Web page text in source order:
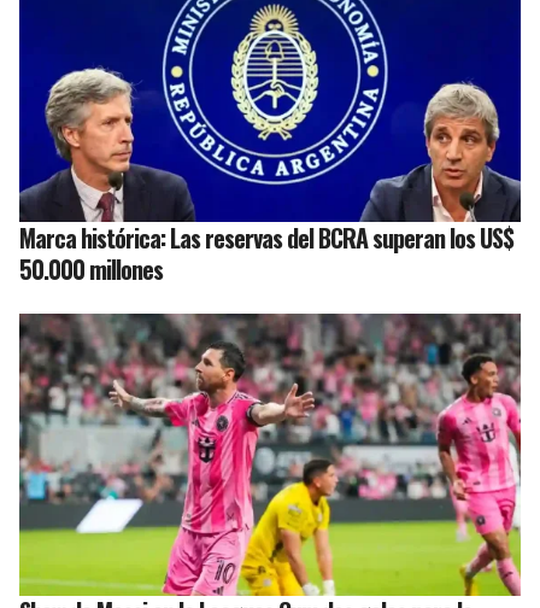
Marca histórica: Las reservas del BCRA superan los US$
50.000 millones